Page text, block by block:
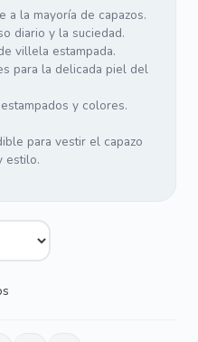
a la mayoría de capazos.
diario y la suciedad.
villela estampada.
para la delicada piel del
y colores.
para vestir el capazo
estilo.